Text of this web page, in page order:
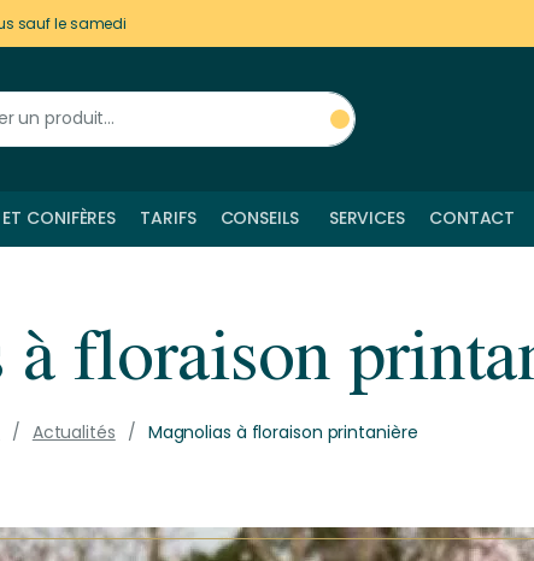
sauf le samedi
CONIFÈRES TARIFS CONSEILS SERVICES CONTACT
floraison
Actualités Magnolias à floraison printanière